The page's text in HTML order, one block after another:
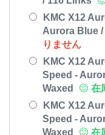
KMC X12
Aurora Blue /
りません
KMC X12
Speed -
Waxed
在
KMC X12
Speed -
Waxed
在